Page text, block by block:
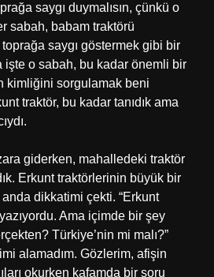
saygı duymalısın, çünkü o
sabah, babam traktörü
toprağa saygı göstermek gibi bir
işte o sabah, bu kadar önemli bir
kimliğini sorgulamak beni
traktör, bu kadar tanıdık ama
giderken, mahalledeki traktör
Erkunt traktörlerinin büyük bir
anda dikkatimi çekti. “Erkunt
Ama içimde bir şey
Türkiye’nin mi malı?”
alamadım. Gözlerim, afişin
okurken kafamda bir soru